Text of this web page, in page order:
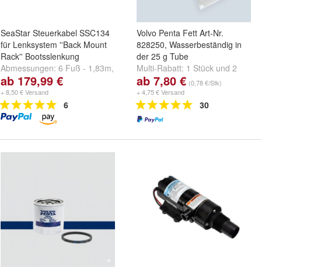
SeaStar Steuerkabel SSC134
für Lenksystem ''Back Mount
Rack'' Bootsslenkung
Abmessungen: 6 Fuß - 1,83m,
7 Fuß - 2,13m ,8 Fuß - 2,44m
undweitere ...
ab 179,99 €
+ 8,50 € Versand
6
Volvo Penta Fett Art-Nr.
828250, Wasserbeständig in
der 25 g Tube
Multi-Rabatt: 1 Stück und 2
Stück
ab 7,80 € (0,78 €/Stk)
+ 4,75 € Versand
30